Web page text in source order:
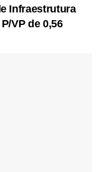
Infraestrutura
VP de 0,56